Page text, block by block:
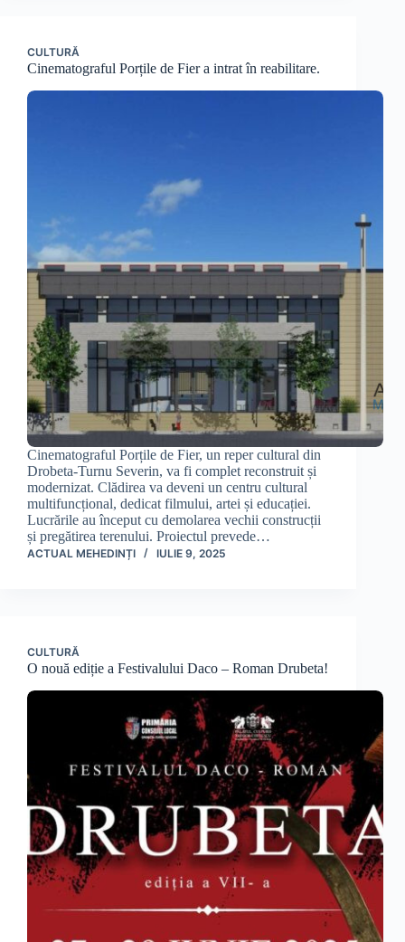
CULTURĂ
Cinematograful Porțile de Fier a intrat în reabilitare.
Cinematograful Porțile de Fier, un reper cultural din
Drobeta-Turnu Severin, va fi complet reconstruit și
modernizat. Clădirea va deveni un centru cultural
multifuncțional, dedicat filmului, artei și educației.
Lucrările au început cu demolarea vechii construcții
și pregătirea terenului. Proiectul prevede…
ACTUAL MEHEDINȚI IULIE 9, 2025
CULTURĂ
O nouă ediție a Festivalului Daco – Roman Drubeta!